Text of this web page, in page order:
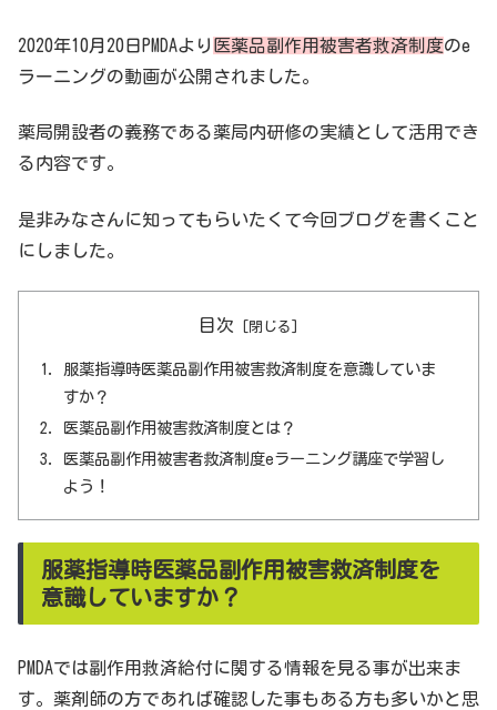
2020年10月20日PMDAより 医薬品副作用被害者救済制度のe
ラーニングの動画が公開されました。
薬局開設者の義務である薬局内研修の実績として活用でき
る内容です。
是非みなさんに知ってもらいたくて今回ブログを書くこと
にしました。
目次
服薬指導時医薬品副作用被害救済制度を意識していま
すか？
医薬品副作用被害救済制度とは？
医薬品副作用被害者救済制度eラーニング講座で学習し
よう！
服薬指導時医薬品副作用被害救済制度を
意識していますか？
PMDAでは副作用救済給付に関する情報を見る事が出来ま
す。薬剤師の方であれば確認した事もある方も多いかと思